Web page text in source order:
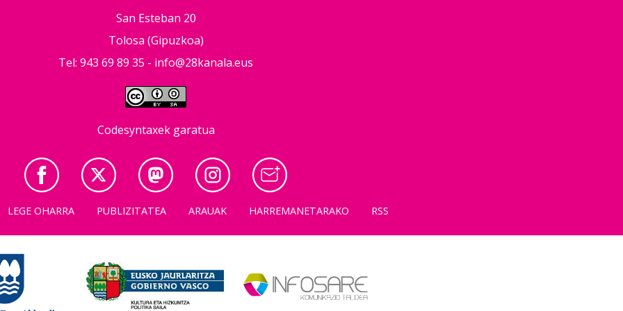
San Esteban 20
Tolosa (Gipuzkoa)
Tel: 943 69 89 35 - info@28kanala.eus
Codesyntaxek garatua
LEGE OHARRA PUBLIZITATEA ARAUAK HARREMANETARAKO RSS